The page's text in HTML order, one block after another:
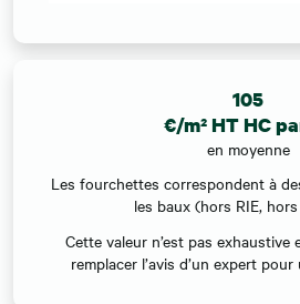
105
€/m² HT HC
en moyenne
Les fourchettes correspondent à
les baux (hors RIE,
Cette valeur n’est pas exhaustive
remplacer l’avis d’un expert